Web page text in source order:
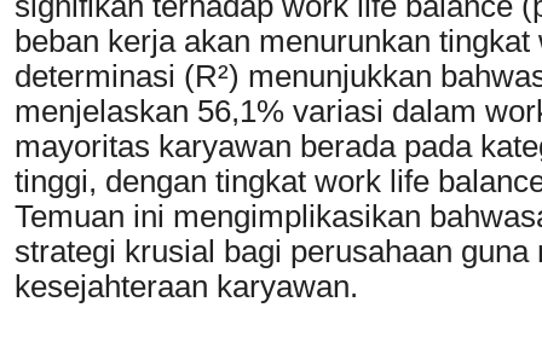
beban kerja akan menurunkan
determinasi (R²) menunjukkan
menjelaskan 56,1% variasi dalam
mayoritas karyawan berada pada
tinggi, dengan tingkat work life
Temuan ini mengimplikasikan
strategi krusial bagi perusahaan
kesejahteraan karyawan.